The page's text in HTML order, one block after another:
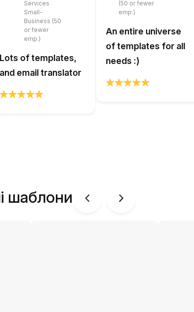
Services
Small-
Business (50
or fewer
emp.)
Lots of templates,
and email translator
(50 or fewer
emp.)
An entire universe
of templates for all
needs :)
шаблони